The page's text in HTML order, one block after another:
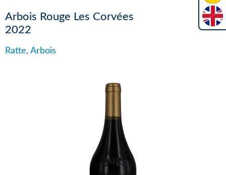
Arbois Rouge Les Corvées
2022
Ratte, Arbois